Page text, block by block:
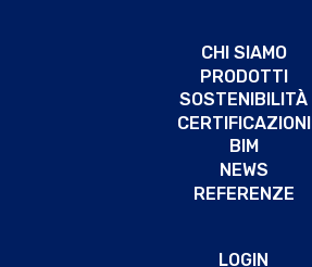
CHI SIAMO
PRODOTTI
SOSTENIBILITÀ
CERTIFICAZIONI
BIM
NEWS
REFERENZE
LOGIN